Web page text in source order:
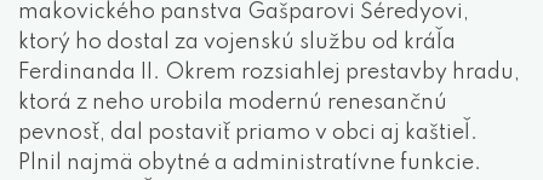
makovického panstva Gašparovi Šéredyovi,
ktorý ho dostal za vojenskú službu od kráľa
Ferdinanda II. Okrem rozsiahlej prestavby hradu,
ktorá z neho urobila modernú renesančnú
pevnosť, dal postaviť priamo v obci aj kaštieľ.
Plnil najmä obytné a administratívne funkcie.